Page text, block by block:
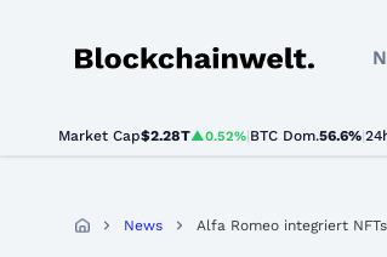
Blockchainwelt
Market Cap$2.28T▲0.52% BTC Dom.56.6%
BTC$64,437.00▲0.4%
News Alfa Romeo integriert